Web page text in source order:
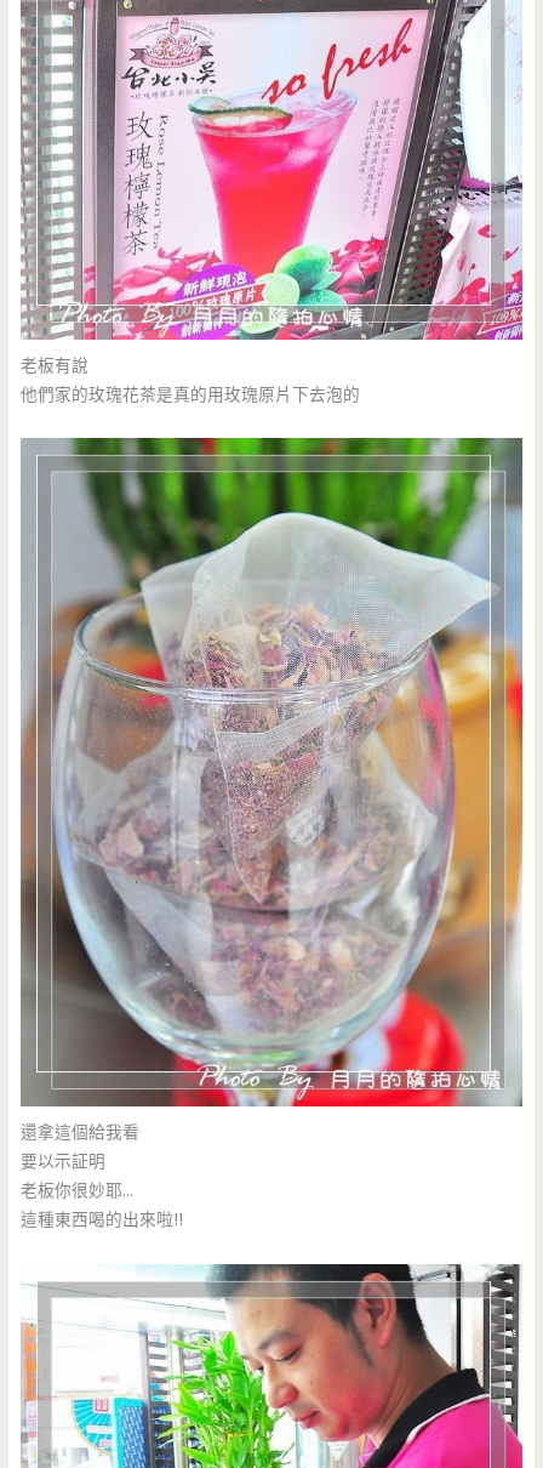
老板有說
他們家的玫瑰花茶是真的用玫瑰原片下去泡的
還拿這個給我看
要以示証明
老板你很妙耶…
這種東西喝的出來啦!!